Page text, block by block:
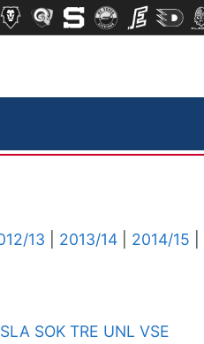
13 2013/14 2014/15
SLA SOK TRE UNL VSE